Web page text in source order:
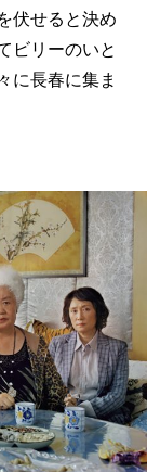
伏せると決め
ビリーのいと
に長春に集ま